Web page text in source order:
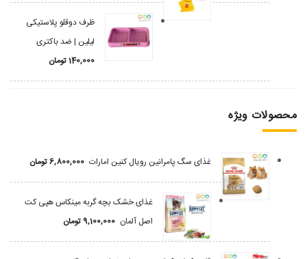
ظرف دوقلو پلاستیکی
لیلین | ضد باکتری
140,000تومان
محصولات ویژه
غذای سگ پامرانین رویال کنین امارات 6,800,000تومان
غذای خشک بچه گربه مینکاس هپی کت
اصل آلمان 9,100,000 تومان